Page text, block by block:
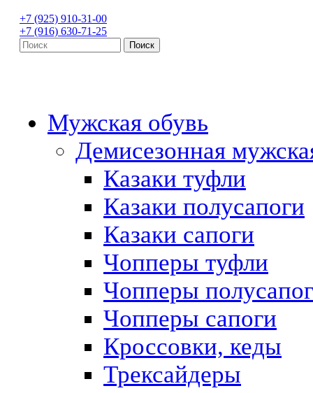
+7 (925) 910-31-00
+7 (916) 630-71-25
Мужская обувь
Демисезонная
Казаки туфли
Казаки полусапоги
Казаки сапоги
Чопперы туфли
Чопперы
Чопперы сапоги
Кроссовки, кеды
Трексайдеры